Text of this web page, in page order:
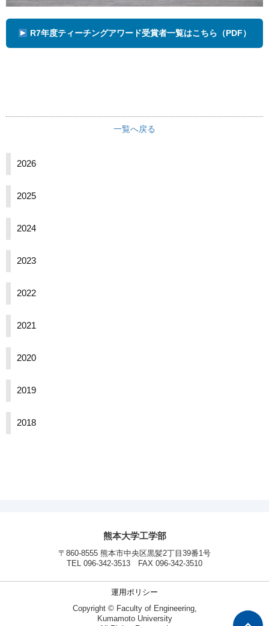
R7年度ティーチングアワード受賞者一覧はこちら（PDF）
一覧へ戻る
2026
2025
2024
2023
2022
2021
2020
2019
2018
熊本大学工学部
〒860-8555 熊本市中央区黒髪2丁目39番1号
TEL 096-342-3513 FAX 096-342-3510
運用ポリシー
Copyright © Faculty of Engineering,
Kumamoto University
交通アクセス
キャンパスマップ
お問い合わせ
学内向け情報